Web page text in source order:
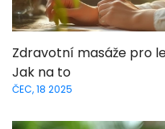
Zdravotní masáže pro
Jak na to
ČEC, 18 2025